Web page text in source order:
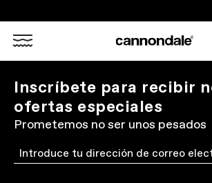
Inscríbete para recibir
ofertas especiales
Prometemos no ser unos pesados
Email